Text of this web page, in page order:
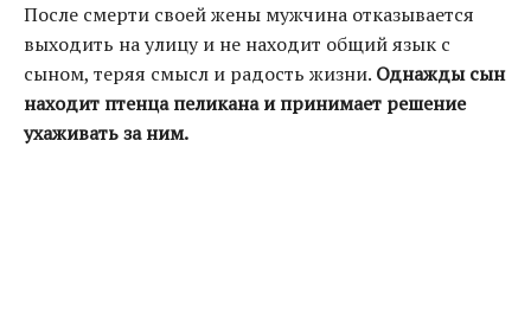
После смерти своей жены мужчина отказывается
выходить на улицу и не находит общий язык с
сыном, теряя смысл и радость жизни. Однажды сын
находит птенца пеликана и принимает решение
ухаживать за ним.